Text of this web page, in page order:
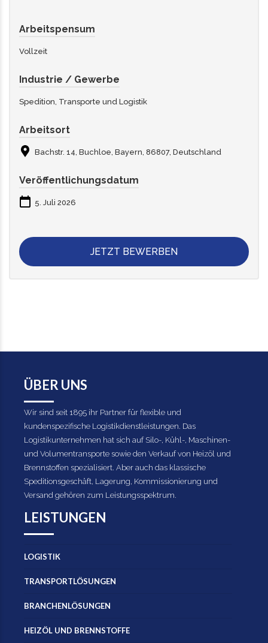
Arbeitspensum
Vollzeit
Industrie / Gewerbe
Spedition, Transporte und Logistik
Arbeitsort
Bachstr. 14, Buchloe, Bayern, 86807, Deutschland
Veröffentlichungsdatum
5. Juli 2026
JETZT BEWERBEN
ÜBER UNS
Wir sind seit 1895 ihr Partner für flexible und
kundenspezifische Logistikdienstleistungen. Das
Logistikunternehmen hat sich auf Silo-, Kühl-, Maschinen-
und Volumentransporte sowie den Verkauf von Heizöl und
Brennstoffen spezialisiert. Aber auch das klassische
Speditionsgeschäft, Lagerung, Kommissionierung und
Versand gehören zum Leistungsspektrum.
LEISTUNGEN
LOGISTIK
TRANSPORTLÖSUNGEN
BRANCHENLÖSUNGEN
HEIZÖL UND BRENNSTOFFE